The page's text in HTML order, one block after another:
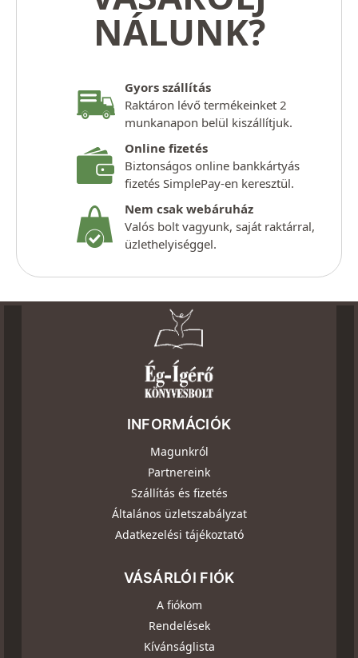
NÁLUNK?
Gyors szállítás
Raktáron lévő termékeinket 2
munkanapon belül kiszállítjuk.
Online fizetés
Biztonságos online bankkártyás
fizetés SimplePay-en keresztül.
Nem csak webáruház
Valós bolt vagyunk, saját raktárral,
üzlethelyiséggel.
INFORMÁCIÓK
Magunkról
Partnereink
Szállítás és fizetés
Általános üzletszabályzat
Adatkezelési tájékoztató
VÁSÁRLÓI FIÓK
A fiókom
Rendelések
Kívánságlista